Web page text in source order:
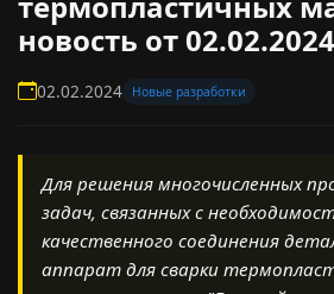
новость от 02.02.2024
02.02.2024 Новые разработки
Для решения многочисленных
задач, связанных с
качественного соединения
аппарат для сварки